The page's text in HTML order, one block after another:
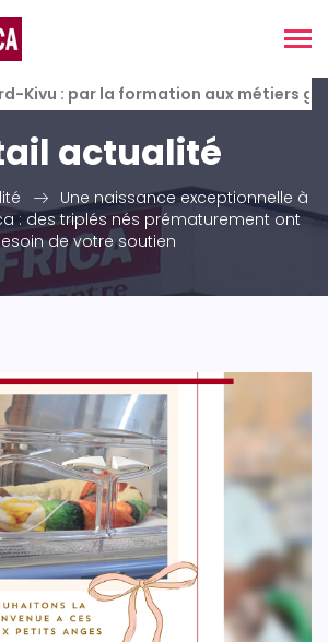
Kivu : par la formation aux métiers
actualité
Une naissance exceptionnelle à
: des triplés nés prématurement ont
de votre soutien